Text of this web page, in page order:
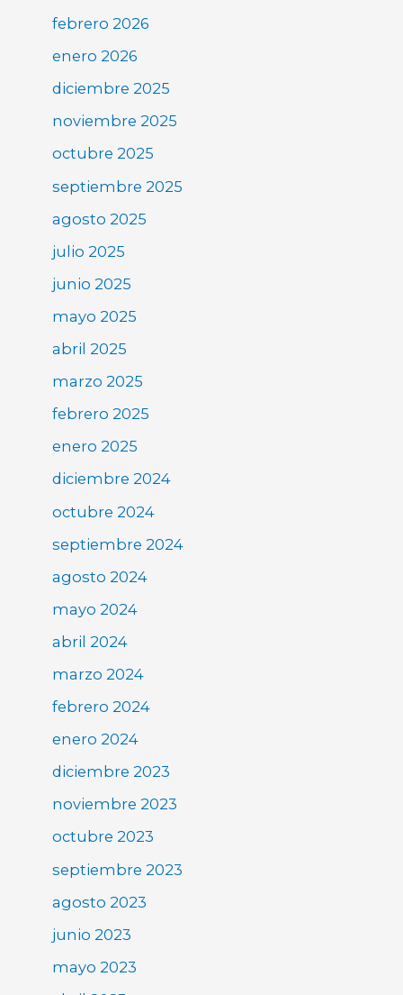
febrero 2026
enero 2026
diciembre 2025
noviembre 2025
octubre 2025
septiembre 2025
agosto 2025
julio 2025
junio 2025
mayo 2025
abril 2025
marzo 2025
febrero 2025
enero 2025
diciembre 2024
octubre 2024
septiembre 2024
agosto 2024
mayo 2024
abril 2024
marzo 2024
febrero 2024
enero 2024
diciembre 2023
noviembre 2023
octubre 2023
septiembre 2023
agosto 2023
junio 2023
mayo 2023